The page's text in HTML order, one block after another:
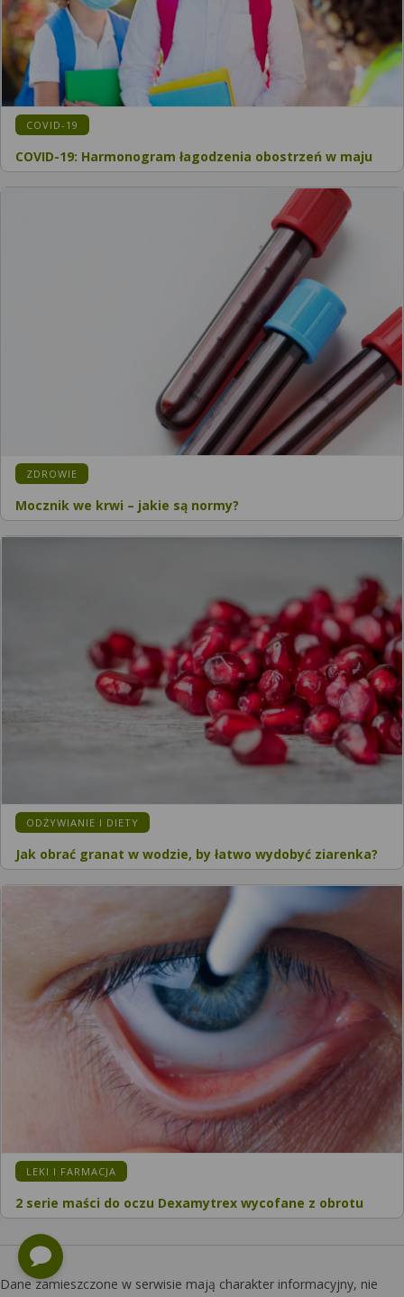
KATEGORIA:
COVID-19
COVID-19: Harmonogram łagodzenia obostrzeń w maju
KATEGORIA:
ZDROWIE
Mocznik we krwi – jakie są normy?
KATEGORIA:
ODŻYWIANIE I DIETY
Jak obrać granat w wodzie, by łatwo wydobyć ziarenka?
KATEGORIA:
LEKI I FARMACJA
2 serie maści do oczu Dexamytrex wycofane z obrotu
Dane zamieszczone w serwisie mają charakter informacyjny, nie